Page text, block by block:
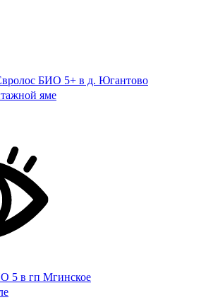
БИО 5+ в д. Югантово
5 в гп Мгинское